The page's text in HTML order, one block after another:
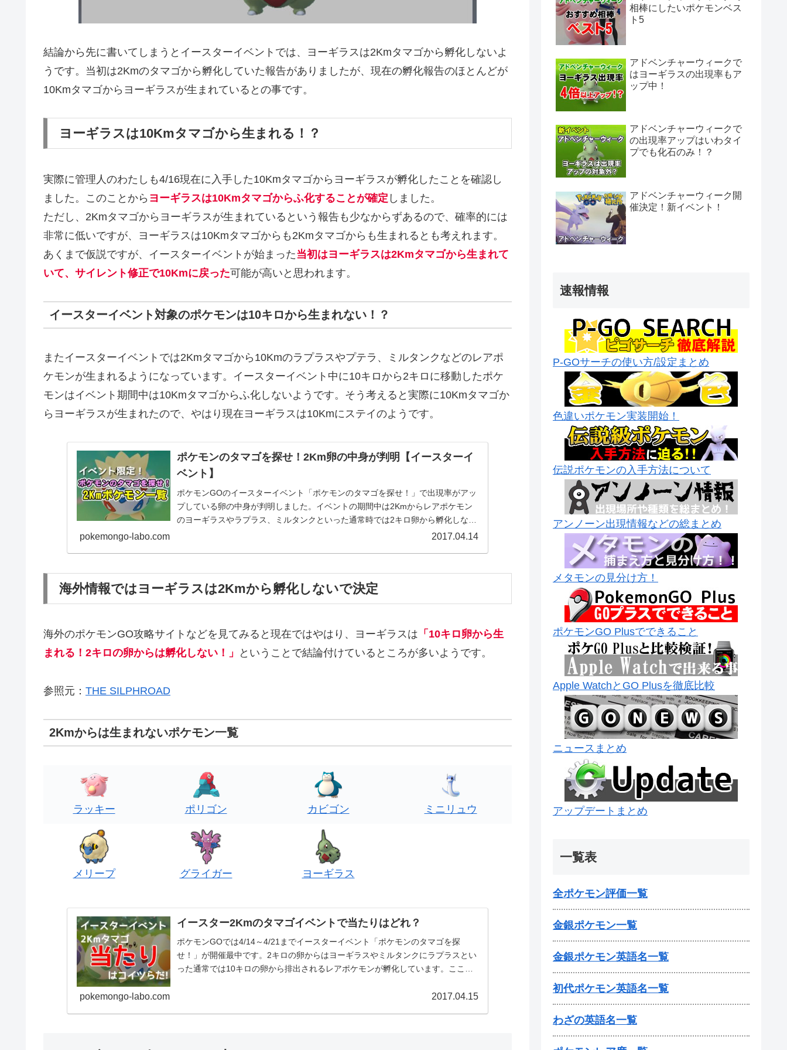
結論から先に書いてしまうとイースターイベントでは、ヨーギラスは2Kmタマゴから孵化しないよ
うです。当初は2Kmのタマゴから孵化していた報告がありましたが、現在の孵化報告のほとんどが
10Kmタマゴからヨーギラスが生まれているとの事です。
ヨーギラスは10Kmタマゴから生まれる！？
実際に管理人のわたしも4/16現在に入手した10Kmタマゴからヨーギラスが孵化したことを確認し
ました。このことから ヨーギラスは10Kmタマゴからふ化することが確定 しました。
ただし、2Kmタマゴからヨーギラスが生まれているという報告も少なからずあるので、確率的には
非常に低いですが、ヨーギラスは10Kmタマゴからも2Kmタマゴからも生まれるとも考えれます。
あくまで仮説ですが、イースターイベントが始まった当初はヨーギラスは2Kmタマゴから生まれて
いて、サイレント修正で10Kmに戻った可能が高いと思われます。
イースターイベント対象のポケモンは10キロから生まれない！？
またイースターイベントでは2Kmタマゴから10Kmのラプラスやプテラ、ミルタンクなどのレアポ
ケモンが生まれるようになっています。イースターイベント中に10キロから2キロに移動したポケ
モンはイベント期間中は10Kmタマゴからふ化しないようです。そう考えると実際に10Kmタマゴか
らヨーギラスが生まれたので、やはり現在ヨーギラスは10Kmにステイのようです。
ポケモンのタマゴを探せ！2Km卵の中身が判明【イースターイ
ベント】
ポケモンGOのイースターイベント「ポケモンのタマゴを探せ！」で出現率がアッ
プしている卵の中身が判明しました。イベントの期間中は2Kmからレアポケモン
のヨーギラスやラプラス、ミルタンクといった通常時では2キロ卵から孵化しない
pokemongo-labo.com 2017.04.14
海外情報ではヨーギラスは2Kmから孵化しないで決定
海外のポケモンGO攻略サイトなどを見てみると現在ではやはり、ヨーギラスは 「10キロ卵から生
まれる！2キロの卵からは孵化しない！」
ということで結論付けているところが多いようです。
参照元： THE SILPHROAD
2Kmからは生まれないポケモン一覧
ラッキー ポリゴン カビゴン ミニリュウ
メリープ グライガー ヨーギラス
イースター2Kmのタマゴイベントで当たりはどれ？
ポケモンGOでは4/14～4/21までイースターイベント「ポケモンのタマゴを探
せ！」が開催最中です。2キロの卵からはヨーギラスやミルタンクにラプラスとい
った通常では10キロの卵から排出されるレアポケモンが孵化しています。ここで
pokemongo-labo.com 2017.04.15
相棒にしたいポケモンベス
ト5
アドベンチャーウィークで
はヨーギラスの出現率もア
ップ中！
アドベンチャーウィークで
の出現率アップはいわタイ
プでも化石のみ！？
アドベンチャーウィーク開
催決定！新イベント！
速報情報
P-GOサーチの使い方/設定まとめ
色違いポケモン実装開始！
伝説ポケモンの入手方法について
アンノーン出現情報などの総まとめ
メタモンの見分け方！
ポケモンGO Plusでできること
Apple WatchとGO Plusを徹底比較
ニュースまとめ
アップデートまとめ
一覧表
全ポケモン評価一覧
金銀ポケモン一覧
金銀ポケモン英語名一覧
初代ポケモン英語名一覧
わざの英語名一覧